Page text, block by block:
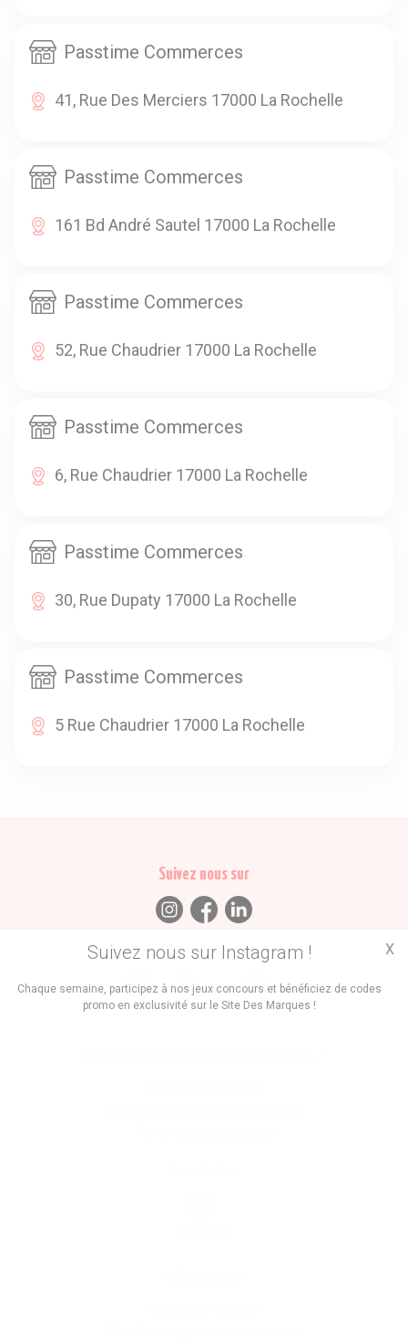
Passtime Commerces
41, Rue Des Merciers 17000 La Rochelle
Passtime Commerces
161 Bd André Sautel 17000 La Rochelle
Passtime Commerces
52, Rue Chaudrier 17000 La Rochelle
Passtime Commerces
6, Rue Chaudrier 17000 La Rochelle
Passtime Commerces
30, Rue Dupaty 17000 La Rochelle
Passtime Commerces
5 Rue Chaudrier 17000 La Rochelle
Suivez nous sur Instagram !
Chaque semaine, participez à nos jeux concours et bénéficiez de codes
promo en exclusivité sur le Site Des Marques !
X
Suivez nous sur
Trouvez des
Promos Marques Boutiques